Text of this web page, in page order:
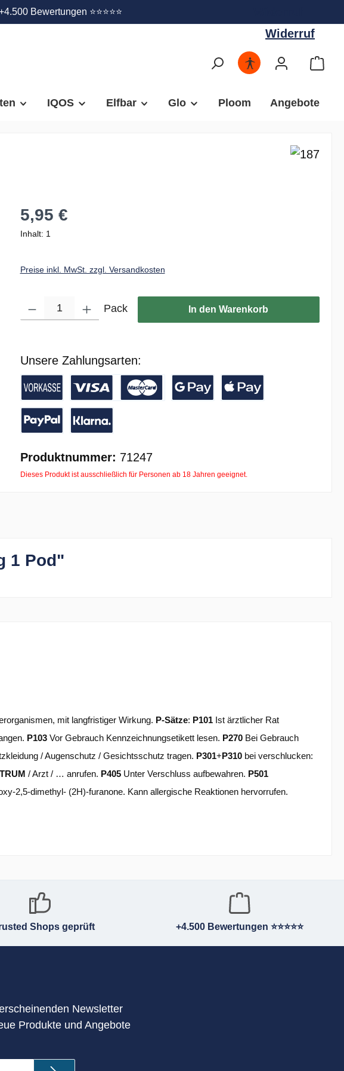
Bewertungen ⭐⭐⭐⭐⭐
Widerruf
IQOS Elfbar Glo Ploom Angebote
5,95 €
Inhalt: 1
Preise inkl. MwSt. zzgl. Versandkosten
Pack In den Warenkorb
Unsere Zahlungsarten:
Vorkasse / Banküberweisung
Kreditkarte
Produktnummer: 71247
Dieses Produkt ist ausschließlich für Personen ab 18 Jahren geeignet.
1 Pod"
mit langfristiger Wirkung. P-Sätze: P101 Ist ärztlicher Rat
P103 Vor Gebrauch Kennzeichnungsetikett lesen. P270 Bei Gebrauch
/ Augenschutz / Gesichtsschutz tragen. P301+P310 bei verschlucken:
/ Arzt / … anrufen. P405 Unter Verschluss aufbewahren. P501
2,5-dimethyl- (2H)-furanone. Kann allergische Reaktionen hervorrufen.
Shops geprüft +4.500 Bewertungen ⭐⭐⭐⭐⭐
Newsletter
Produkte und Angebote